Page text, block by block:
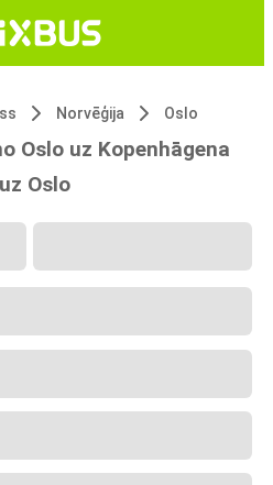
Norvēģija Oslo
Oslo uz Kopenhāgena
Oslo